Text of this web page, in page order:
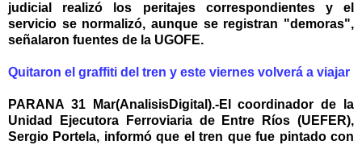
judicial realizó los peritajes correspondientes y el
servicio se normalizó, aunque se registran "demoras",
señalaron fuentes de la UGOFE.
Quitaron el graffiti del tren y este viernes volverá a viajar
PARANA 31 Mar(AnalisisDigital).-El coordinador de la
Unidad Ejecutora Ferroviaria de Entre Ríos (UEFER),
Sergio Portela, informó que el tren que fue pintado con